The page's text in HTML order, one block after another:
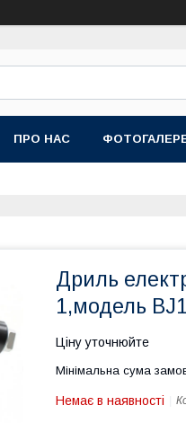
ПРО НАС
Дриль
1,модель
Ціну уточнюйте
Мінімальна сума
Немає в наявності